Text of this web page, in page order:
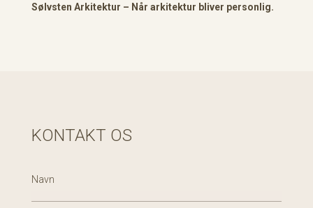
Sølvsten Arkitektur – Når arkitektur bliver personlig.
KONTAKT OS
Navn